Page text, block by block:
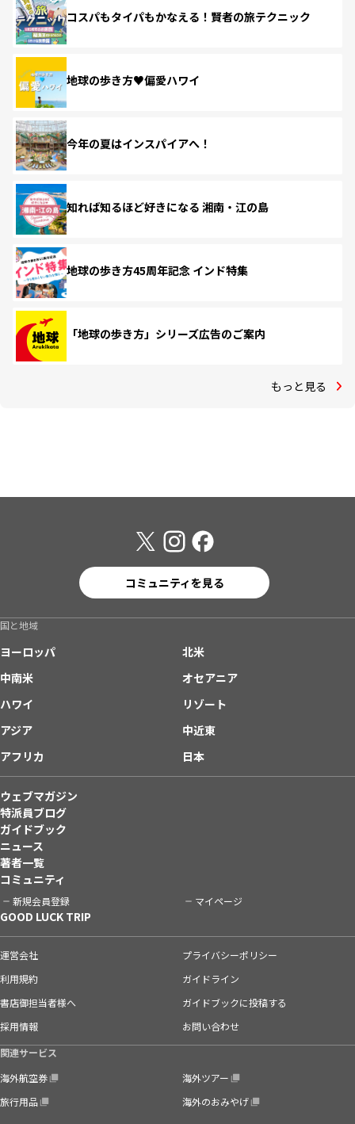
コスパもタイパもかなえる！賢者の旅テクニック
地球の歩き方♥偏愛ハワイ
今年の夏はインスパイアへ！
知れば知るほど好きになる 湘南・江の島
地球の歩き方45周年記念 インド特集
「地球の歩き方」シリーズ広告のご案内
もっと見る
コミュニティを見る
国と地域
ヨーロッパ
北米
中南米
オセアニア
ハワイ
リゾート
アジア
中近東
アフリカ
日本
ウェブマガジン
特派員ブログ
ガイドブック
ニュース
著者一覧
コミュニティ
新規会員登録 マイページ
GOOD LUCK TRIP
運営会社
プライバシーポリシー
利用規約
ガイドライン
書店御担当者様へ
ガイドブックに投稿する
採用情報
お問い合わせ
関連サービス
海外航空券
海外ツアー
旅行用品
海外のおみやげ